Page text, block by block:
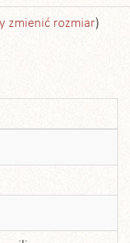
zmienić rozmiar)